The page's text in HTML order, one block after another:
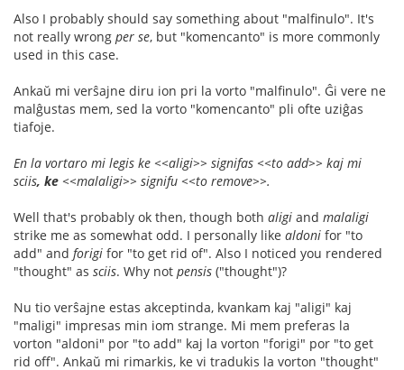
Also I probably should say something about "malfinulo". It's
not really wrong per se, but "komencanto" is more commonly
used in this case.
Ankaŭ mi verŝajne diru ion pri la vorto "malfinulo". Ĝi vere ne
malĝustas mem, sed la vorto "komencanto" pli ofte uziĝas
tiafoje.
En la vortaro mi legis ke <<aligi>> signifas <<to add>> kaj mi
sciis, ke <<malaligi>> signifu <<to remove>>.
Well that's probably ok then, though both aligi and malaligi
strike me as somewhat odd. I personally like aldoni for "to
add" and forigi for "to get rid of". Also I noticed you rendered
"thought" as sciis. Why not pensis ("thought")?
Nu tio verŝajne estas akceptinda, kvankam kaj "aligi" kaj
"maligi" impresas min iom strange. Mi mem preferas la
vorton "aldoni" por "to add" kaj la vorton "forigi" por "to get
rid off". Ankaŭ mi rimarkis, ke vi tradukis la vorton "thought"